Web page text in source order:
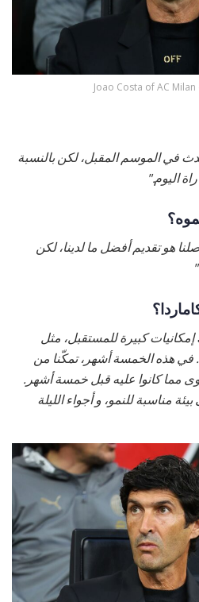
Joao Costa of AC
في الموسم المقبل، لكن بالنسبة
اليوم."
هو تقديم أفضل ما لدينا، لكن
إمكانيات كبيرة للمستقبل، مثل
في هذه الخمسة أشهر، تمكّنا من
مما كانوا عليه قبل خمسة أشهر.
مناسبة للنمو، و أجواء الليلة